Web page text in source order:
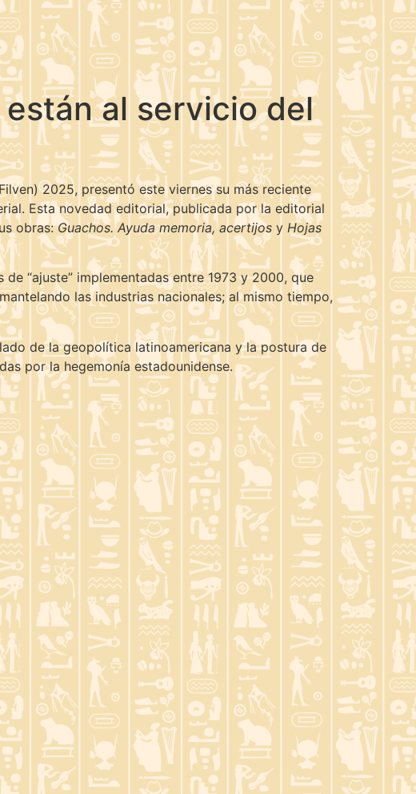
al servicio del
2025, presentó este viernes su más reciente
Esta novedad editorial, publicada por la editorial
obras:Guachos. Ayuda memoria, acertijos y Hojas
“ajuste” implementadas entre 1973 y 2000, que
las industrias nacionales; al mismo tiempo,
de la geopolítica latinoamericana y la postura de
por la hegemonía estadounidense.